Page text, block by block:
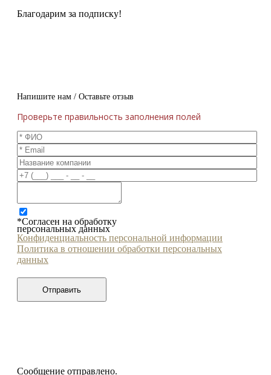
Благодарим за подписку!
Напишите нам / Оставьте отзыв
Проверьте правильность заполнения полей
*Согласен на обработку
персональных данных
Конфиденциальность персональной информации
Политика в отношении обработки персональных
данных
Сообщение отправлено.